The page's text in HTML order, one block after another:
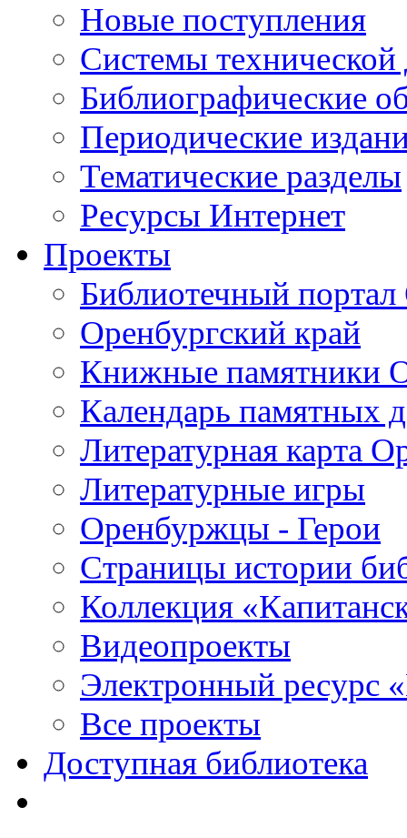
Новые поступления
Cистемы
Библиографические
Периодические
Тематические разделы
Ресурсы Интернет
Проекты
Библиотечный портал
Оренбургский край
Книжные памятники
Календарь памятных
Литературная карта
Литературные игры
Оренбуржцы - Герои
Страницы истории
Коллекция
Видеопроекты
Электронный ресурс
Все проекты
Доступная библиотека